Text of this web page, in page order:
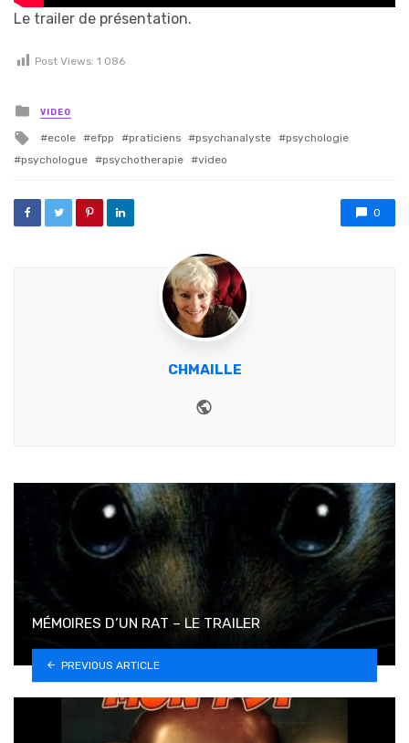
Le trailer de présentation.
Post Views: 1 086
Posted in
VIDEO
Tagged with
ecole efpp praticiens psychanalyste
psychologie
psychologue
psychotherapie video
0
CHMAILLE
MÉMOIRES D’UN RAT – LE TRAILER
PREVIOUS ARTICLE